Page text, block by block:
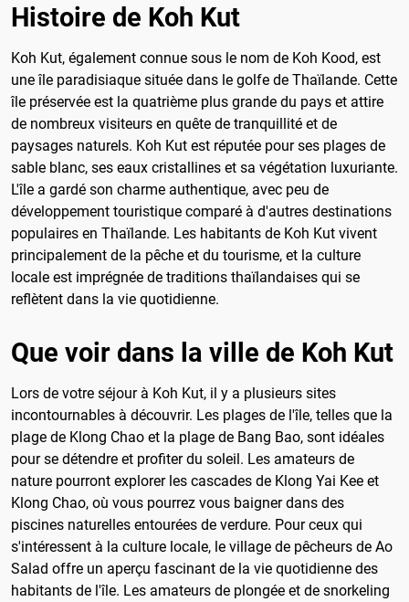
Histoire de Koh Kut
Koh Kut, également connue sous le nom de Koh Kood, est
une île paradisiaque située dans le golfe de Thaïlande. Cette
île préservée est la quatrième plus grande du pays et attire
de nombreux visiteurs en quête de tranquillité et de
paysages naturels. Koh Kut est réputée pour ses plages de
sable blanc, ses eaux cristallines et sa végétation luxuriante.
L'île a gardé son charme authentique, avec peu de
développement touristique comparé à d'autres destinations
populaires en Thaïlande. Les habitants de Koh Kut vivent
principalement de la pêche et du tourisme, et la culture
locale est imprégnée de traditions thaïlandaises qui se
reflètent dans la vie quotidienne.
Que voir dans la ville de Koh Kut
Lors de votre séjour à Koh Kut, il y a plusieurs sites
incontournables à découvrir. Les plages de l'île, telles que la
plage de Klong Chao et la plage de Bang Bao, sont idéales
pour se détendre et profiter du soleil. Les amateurs de
nature pourront explorer les cascades de Klong Yai Kee et
Klong Chao, où vous pourrez vous baigner dans des
piscines naturelles entourées de verdure. Pour ceux qui
s'intéressent à la culture locale, le village de pêcheurs de Ao
Salad offre un aperçu fascinant de la vie quotidienne des
habitants de l'île. Les amateurs de plongée et de snorkeling